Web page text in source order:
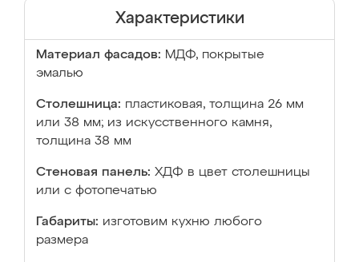
Характеристики
Материал фасадов: МДФ, покрытые
эмалью
Столешница: пластиковая, толщина 26 мм
или 38 мм; из искусственного камня,
толщина 38 мм
Стеновая панель: ХДФ в цвет столешницы
или с фотопечатью
Габариты: изготовим кухню любого
размера